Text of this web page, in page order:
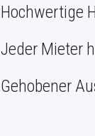
Hochwertige
Jeder Mieter
Gehobener